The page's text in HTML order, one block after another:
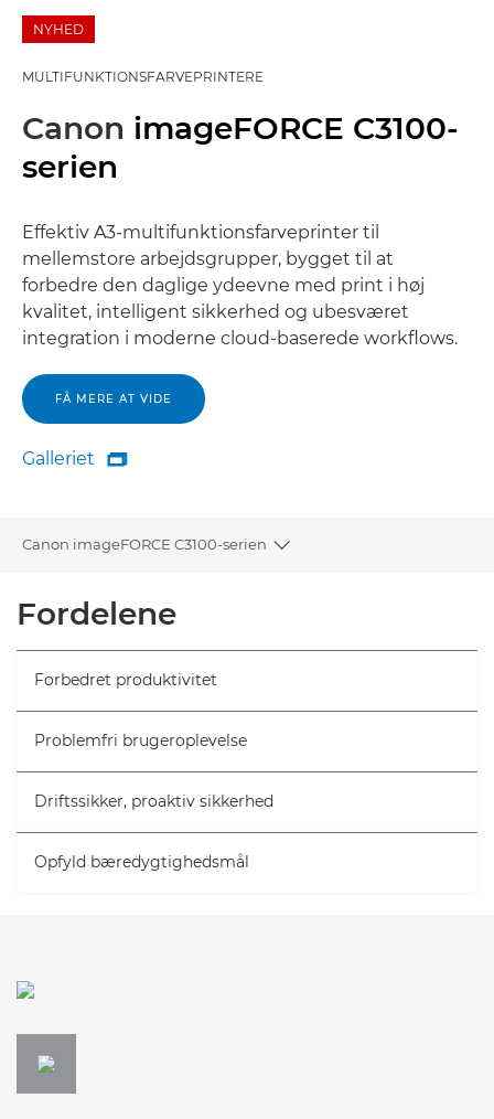
NYHED
MULTIFUNKTIONSFARVEPRINTERE
Canon imageFORCE C3100-
serien
Effektiv A3-multifunktionsfarveprinter til
mellemstore arbejdsgrupper, bygget til at
forbedre den daglige ydeevne med print i høj
kvalitet, intelligent sikkerhed og ubesværet
integration i moderne cloud-baserede workflows.
FÅ MERE AT VIDE
Galleriet
Galleriet

Canon imageFORCE C3100-serien
Toggle breadcrumbs
Specifikationer
Fordelene
Forbedret produktivitet
Problemfri brugeroplevelse
Driftssikker, proaktiv sikkerhed
Opfyld bæredygtighedsmål